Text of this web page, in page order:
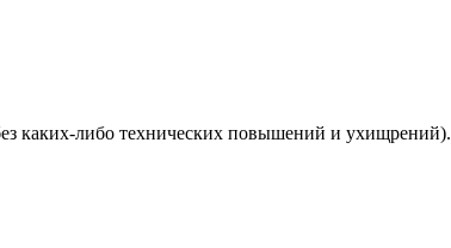
каких-либо технических повышений и ухищрений).